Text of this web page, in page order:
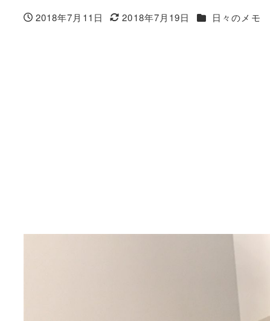
2018年7月11日 2018年7月19日 カテゴリー
日々のメモ